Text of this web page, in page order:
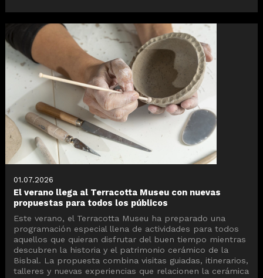
01.07.2026
El verano llega al Terracotta Museu con nuevas
propuestas para todos los públicos
Este verano, el Terracotta Museu ha preparado una
programación especial llena de actividades para todos
aquellos que quieran disfrutar del buen tiempo mientras
descubren la historia y el patrimonio cerámico de la
Bisbal. La propuesta combina visitas guiadas, itinerarios,
talleres y nuevas experiencias que relacionen la cerámica